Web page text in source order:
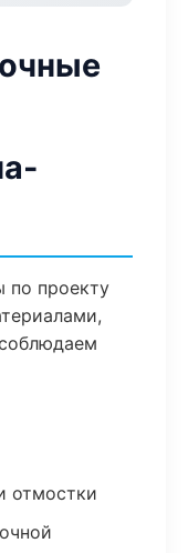
по проекту
отмостки